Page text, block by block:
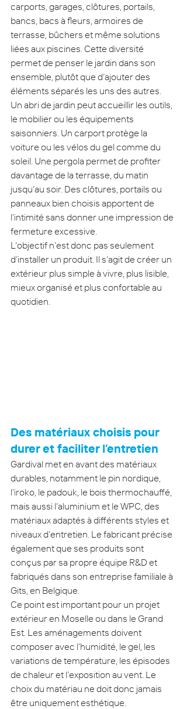
carports, garages, clôtures, portails,
bancs, bacs à fleurs, armoires de
terrasse, bûchers et même solutions
liées aux piscines. Cette diversité
permet de penser le jardin dans son
ensemble, plutôt que d’ajouter des
éléments séparés les uns des autres.
Un abri de jardin peut accueillir les outils,
le mobilier ou les équipements
saisonniers. Un carport protège la
voiture ou les vélos du gel comme du
soleil. Une pergola permet de profiter
davantage de la terrasse, du matin
jusqu’au soir. Des clôtures, portails ou
panneaux bien choisis apportent de
l’intimité sans donner une impression de
fermeture excessive.
L’objectif n’est donc pas seulement
d’installer un produit. Il s’agit de créer un
extérieur plus simple à vivre, plus lisible,
mieux organisé et plus confortable au
quotidien.
Des matériaux choisis pour
durer et faciliter l’entretien
Gardival met en avant des matériaux
durables, notamment le pin nordique,
l’iroko, le padouk, le bois thermochauffé,
mais aussi l’aluminium et le WPC, des
matériaux adaptés à différents styles et
niveaux d’entretien. Le fabricant précise
également que ses produits sont
conçus par sa propre équipe R&D et
fabriqués dans son entreprise familiale à
Gits, en Belgique.
Ce point est important pour un projet
extérieur en Moselle ou dans le Grand
Est. Les aménagements doivent
composer avec l’humidité, le gel, les
variations de température, les épisodes
de chaleur et l’exposition au vent. Le
choix du matériau ne doit donc jamais
être uniquement esthétique.